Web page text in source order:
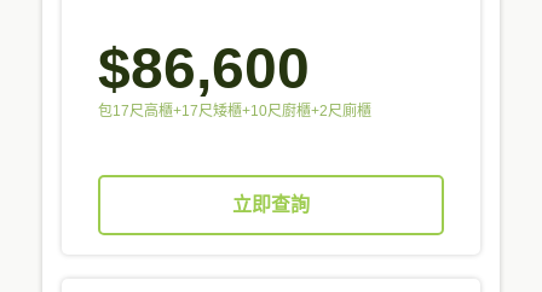
$86,600
包17尺高櫃+17尺矮櫃+10尺廚櫃+2尺廁櫃
立即查詢